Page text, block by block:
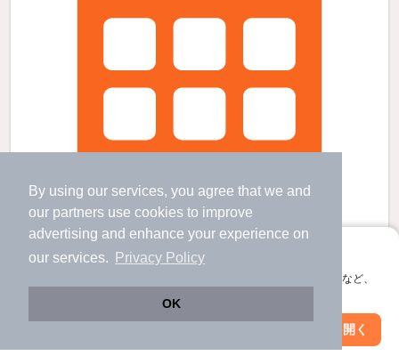
By using our services, you agree that we and
our partners use cookies to improve
advertising and enhance your experience on
our services.
Privacy Policy
OK
アプリに切り替えて、サクサクお部屋探し
会員登録なしですぐ使える。マップ検索やお気に入り保存など、
アプリを開く
絞り込み条件を変更